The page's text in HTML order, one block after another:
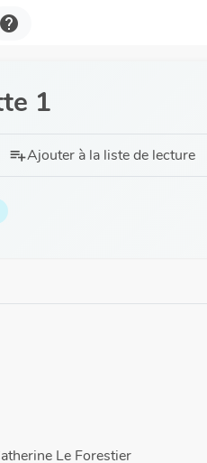
help
1
playlist_addAjouter à la liste de lecture
Le Forestier